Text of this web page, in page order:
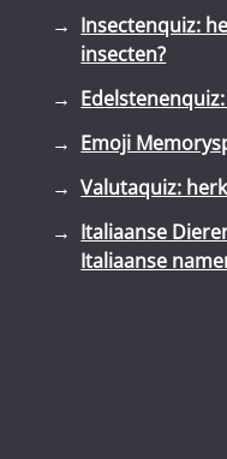
Insectenquiz:
insecten?
Emoji
Valutaquiz:
Italiaanse
Italiaanse